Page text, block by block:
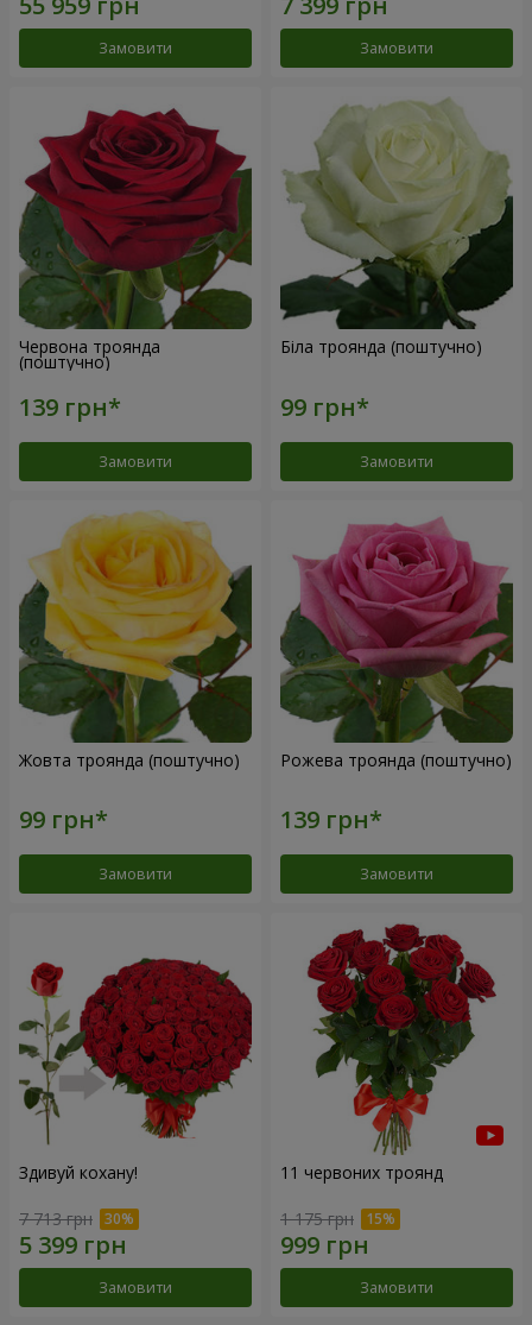
Замовити Замовити
Червона троянда
(поштучно)
Замовити
Біла троянда (поштучно)
Замовити
Жовта троянда (поштучно)
Замовити
Рожева троянда (поштучно)
Замовити
Здивуй кохану!
7 713 грн
Замовити
11 червоних троянд
1 175 грн
Замовити